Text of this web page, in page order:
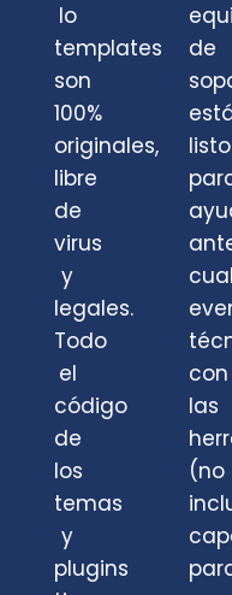
lo
templates
son
100%
originales,
libre
de
virus
y
legales.
Todo
el
código
de
los
temas
y
plugins
de
listo
con
las
(no